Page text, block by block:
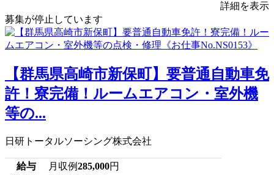
詳細を表示
募集が停止しています
【群馬県高崎市新保町】要普通自動車免
許！寮完備！ルームエアコン・室外機
等の...
日研トータルソーシング株式会社
給与 月収例285,000円